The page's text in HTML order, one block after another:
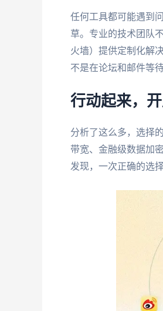
任何工具都可能遇到
草。专业的技术团队
火墙）提供定制化解
不是在论坛和邮件等
行动起来，
分析了这么多，选择
带宽、金融级数据加
发现，一次正确的选